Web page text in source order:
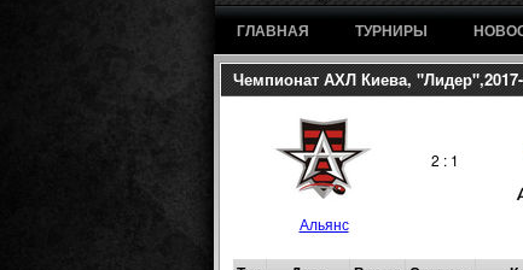
ГЛАВНАЯ ТУРНИРЫ
Чемпионат АХЛ Киева,
2 : 1
Альянс